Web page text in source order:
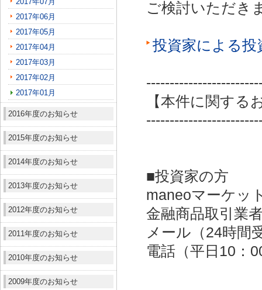
2017年06月
2017年05月
2017年04月
2017年03月
2017年02月
2017年01月
2016年度のお知らせ
2015年度のお知らせ
2014年度のお知らせ
2013年度のお知らせ
2012年度のお知らせ
2011年度のお知らせ
2010年度のお知らせ
2009年度のお知らせ
ご検討いただき
投資家による
【本件に関する
■投資家の方
maneoマーケッ
金融商品取引業
メール（24時間
電話（平日10：